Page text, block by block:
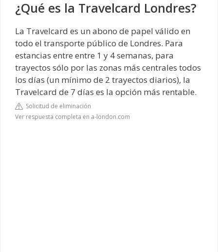
¿Qué es la Travelcard Londres?
La Travelcard es un abono de papel válido en
todo el transporte público de Londres. Para
estancias entre entre 1 y 4 semanas, para
trayectos sólo por las zonas más centrales todos
los días (un mínimo de 2 trayectos diarios), la
Travelcard de 7 días es la opción más rentable.
Solicitud de eliminación
Ver respuesta completa en a-london.com